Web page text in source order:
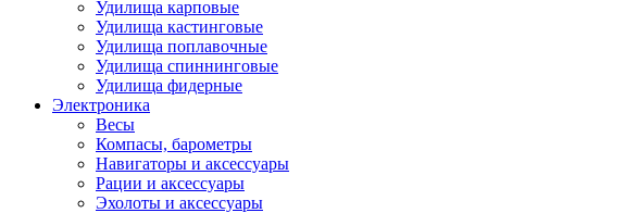
Удилища карповые
Удилища кастинговые
Удилища поплавочные
Удилища спиннинговые
Удилища фидерные
Электроника
Весы
Компасы, барометры
Навигаторы и аксессуары
Рации и аксессуары
Эхолоты и аксессуары